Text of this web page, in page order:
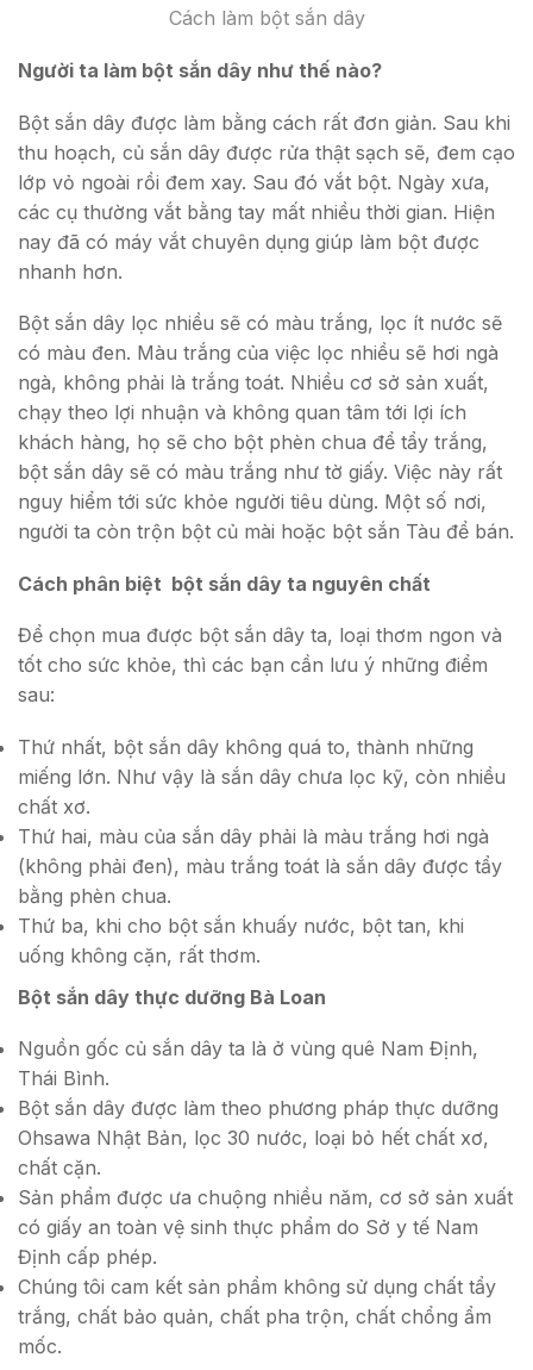
Cách làm bột sắn dây
Người ta làm bột sắn dây như thế nào?
Bột sắn dây được làm bằng cách rất đơn giản. Sau khi
thu hoạch, củ sắn dây được rửa thật sạch sẽ, đem cạo
lớp vỏ ngoài rồi đem xay. Sau đó vắt bột. Ngày xưa,
các cụ thường vắt bằng tay mất nhiều thời gian. Hiện
nay đã có máy vắt chuyên dụng giúp làm bột được
nhanh hơn.
Bột sắn dây lọc nhiều sẽ có màu trắng, lọc ít nước sẽ
có màu đen. Màu trắng của việc lọc nhiều sẽ hơi ngà
ngà, không phải là trắng toát. Nhiều cơ sở sản xuất,
chạy theo lợi nhuận và không quan tâm tới lợi ích
khách hàng, họ sẽ cho bột phèn chua để tẩy trắng,
bột sắn dây sẽ có màu trắng như tờ giấy. Việc này rất
nguy hiểm tới sức khỏe người tiêu dùng. Một số nơi,
người ta còn trộn bột củ mài hoặc bột sắn Tàu để bán.
Cách phân biệt bột sắn dây ta nguyên chất
Để chọn mua được bột sắn dây ta, loại thơm ngon và
tốt cho sức khỏe, thì các bạn cần lưu ý những điểm
sau:
Thứ nhất, bột sắn dây không quá to, thành những
miếng lớn. Như vậy là sắn dây chưa lọc kỹ, còn nhiều
chất xơ.
Thứ hai, màu của sắn dây phải là màu trắng hơi ngà
(không phải đen), màu trắng toát là sắn dây được tẩy
bằng phèn chua.
Thứ ba, khi cho bột sắn khuấy nước, bột tan, khi
uống không cặn, rất thơm.
Bột sắn dây thực dưỡng Bà Loan
Nguồn gốc củ sắn dây ta là ở vùng quê Nam Định,
Thái Bình.
Bột sắn dây được làm theo phương pháp thực dưỡng
Ohsawa Nhật Bản, lọc 30 nước, loại bỏ hết chất xơ,
chất cặn.
Sản phẩm được ưa chuộng nhiều năm, cơ sở sản xuất
có giấy an toàn vệ sinh thực phẩm do Sở y tế Nam
Định cấp phép.
Chúng tôi cam kết sản phẩm không sử dụng chất tẩy
trắng, chất bảo quản, chất pha trộn, chất chổng ẩm
mốc.